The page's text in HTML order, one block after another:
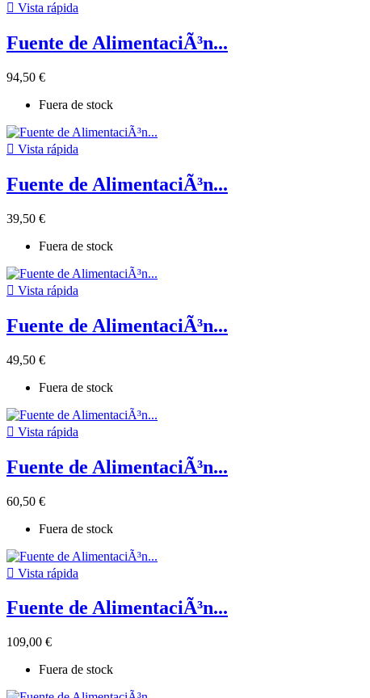
 Vista rápida
Fuente de AlimentaciÃ³n...
94,50 €
Fuera de stock
 Vista rápida
Fuente de AlimentaciÃ³n...
39,50 €
Fuera de stock
 Vista rápida
Fuente de AlimentaciÃ³n...
49,50 €
Fuera de stock
 Vista rápida
Fuente de AlimentaciÃ³n...
60,50 €
Fuera de stock
 Vista rápida
Fuente de AlimentaciÃ³n...
109,00 €
Fuera de stock